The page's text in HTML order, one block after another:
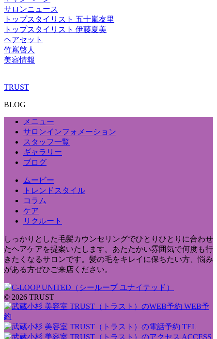
サロンニュース
トップスタイリスト 五十嵐友里
トップスタイリスト 伊藤夏美
ヘアセット
竹嶌啓人
美容情報
TRUST
BLOG
メニュー
サロンインフォメーション
スタッフ一覧
ギャラリー
ブログ
ムービー
トレンドスタイル
コラム
ケア
リクルート
しっかりとした毛髪カウンセリングでひとりひとりに合わせ
たヘアケアを提案いたします。あたたかい雰囲気で何度も行
きたくなるサロンです。髪の毛をキレイに保ちたい方、悩み
がある方ぜひご来店ください。
© 2026 TRUST
WEB予
約
TEL
ACCESS